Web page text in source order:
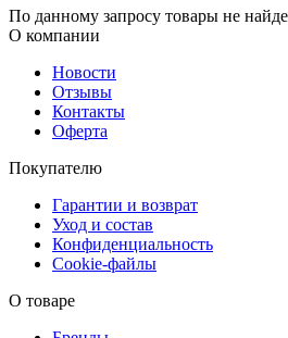
По данному запросу товары не
О компании
Новости
Отзывы
Контакты
Оферта
Покупателю
Гарантии и возврат
Уход и состав
Конфиденциальность
Cookie-файлы
О товаре